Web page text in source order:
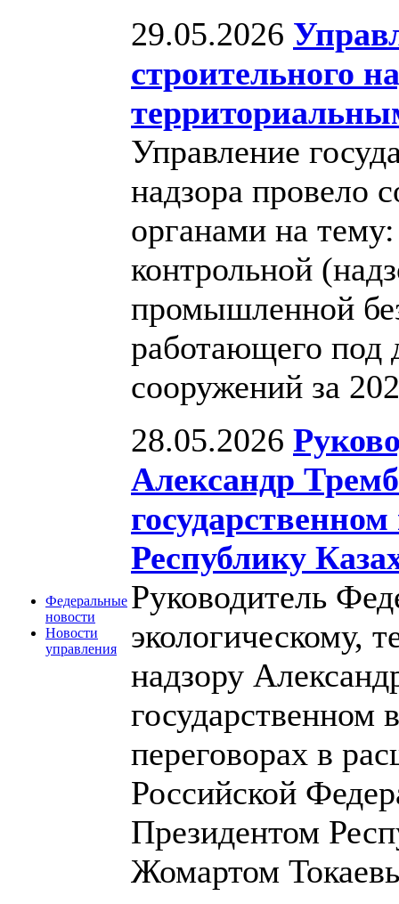
Федеральные
новости
Новости
управления
29.05.2026
строительного
Управление
надзора провело
органами на
контрольной
промышленной
работающего под
сооружений за
28.05.2026
Александр
Республику
Руководитель
экологическому,
надзору
государственном
переговорах в
Российской
Президентом
Жомартом